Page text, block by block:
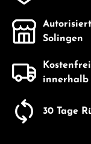
Solingen
innerhalb
30 Tage